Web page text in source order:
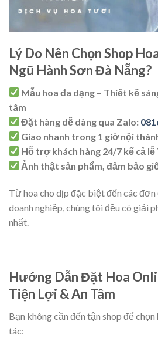
Lý Do Nên Chọn Shop
Ngũ Hành Sơn Đà Nẵng?
Mẫu hoa đa dạng – Thiết kế
tâm
Đặt hàng dễ dàng qua Zalo:
Giao nhanh trong 1 giờ nội
Hỗ trợ khách hàng 24/7 kể cả lễ
Ảnh thật sản phẩm, đảm bảo
Từ hoa cho dịp đặc biệt đến các đơn
doanh nghiệp, chúng tôi đều có giải
nhất.
Hướng Dẫn Đặt Hoa
Tiện Lợi & An Tâm
Bạn không cần đến tận shop để chọn
tác: